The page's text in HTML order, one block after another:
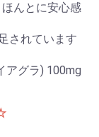
んとに安心感
されています
アグラ) 100mg